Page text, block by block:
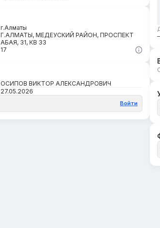
г.Алматы
Г.АЛМАТЫ, МЕДЕУСКИЙ РАЙОН, ПРОСПЕКТ
АБАЯ, 31, КВ 33
17
ОСИПОВ ВИКТОР АЛЕКСАНДРОВИЧ
27.05.2026
Войти